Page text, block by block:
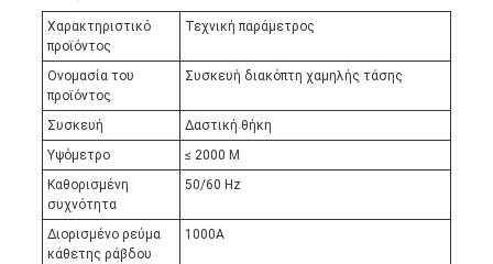
Χαρακτηριστικό
προϊόντος
Τεχνική παράμετρος
Ονομασία του
προϊόντος
Συσκευή διακόπτη χαμηλής τάσης
Συσκευή
Δαστική θήκη
Υψόμετρο
≤ 2000 M
Καθορισμένη
συχνότητα
50/60 Hz
Διορισμένο ρεύμα
κάθετης ράβδου
1000A